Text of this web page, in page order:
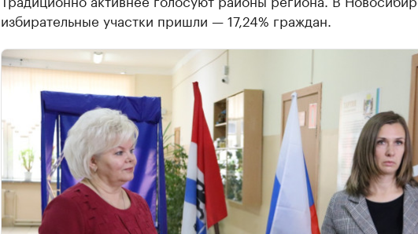
избирательные участки пришли — 17,24% граждан.